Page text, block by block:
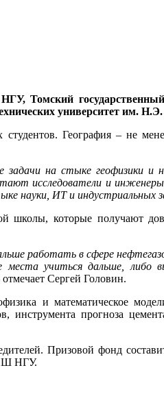
Томский государственный
университет им.
студентов. География – не
на стыке геофизики и
исследователи и
науки, ИТ и индустриальных
школы, которые получают
работать в сфере
места учиться дальше,
отмечает Сергей Головин.
и математическое
инструмента прогноза
Призовой фонд
НГУ.